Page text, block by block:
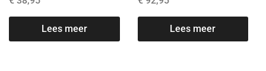
Lees meer Lees meer